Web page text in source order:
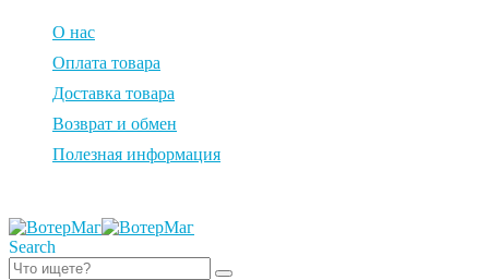
О нас
Оплата товара
Доставка товара
Возврат и обмен
Полезная информация
Search